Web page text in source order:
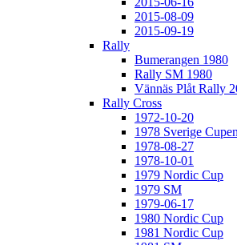
2015-08-09
2015-09-19
Rally
Bumerangen 1980
Rally SM 1980
Vännäs Plåt Rally
Rally Cross
1972-10-20
1978 Sverige Cupen
1978-08-27
1978-10-01
1979 Nordic Cup
1979 SM
1979-06-17
1980 Nordic Cup
1981 Nordic Cup